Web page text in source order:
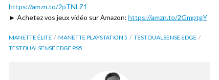
https://amzn.to/2pTNLZ1
► Achetez vos jeux vidéo sur Amazon: https://amzn.to/2GmptgY
MANETTE ÉLITE MANETTE PLAYSTATION 5
TEST DUALSENSE EDGE
TEST DUALSENSE EDGE PS5